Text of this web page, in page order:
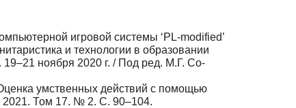
игровой системы ‘PL-modified’
и технологии в образовании
19–21 ноября 2020 г. / Под ред. М.Г. Со­
умственных дей­ствий с помощью
2021. Том 17. № 2. С. 90–104.